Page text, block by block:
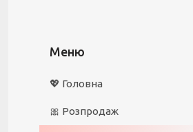
💖 Головна
🎀 Розпродаж